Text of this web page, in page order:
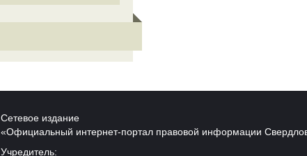
Сетевое издание
«Официальный интернет-портал правовой информации
Учредитель: